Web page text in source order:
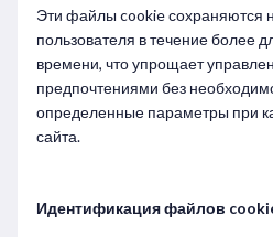
Эти файлы cookie сохраняются
пользователя в течение более
времени, что упрощает
предпочтениями без
определенные параметры при
сайта.
Идентификация файлов